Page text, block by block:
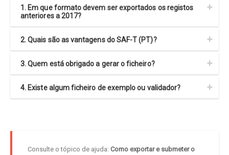
1. Em que formato devem ser exportados os registos
anteriores a 2017?
2. Quais são as vantagens do SAF-T (PT)?
3. Quem está obrigado a gerar o ficheiro?
4. Existe algum ficheiro de exemplo ou validador?
Consulte o tópico de ajuda: Como exportar e submeter o